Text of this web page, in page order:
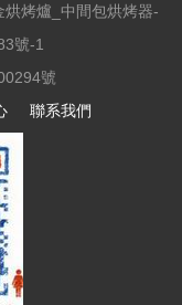
烤爐_中間包烘烤器-
號-1
號
聯系我們